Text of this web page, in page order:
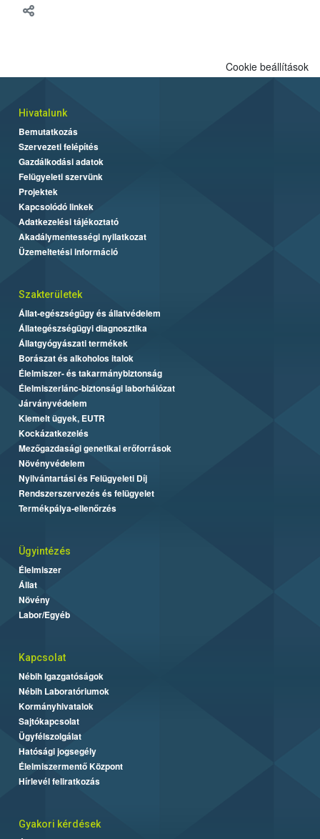
meg tapasztalatait a gazdasági haszonállatok jólétének
Cookie beállítások
Hivatalunk
Bemutatkozás
Szervezeti felépítés
Gazdálkodási adatok
Felügyeleti szervünk
Projektek
Kapcsolódó linkek
Adatkezelési tájékoztató
Akadálymentességi nyilatkozat
Üzemeltetési információ
Szakterületek
Állat-egészségügy és állatvédelem
Állategészségügyi diagnosztika
Állatgyógyászati termékek
Borászat és alkoholos italok
Élelmiszer- és takarmánybiztonság
Élelmiszerlánc-biztonsági laborhálózat
Járványvédelem
Kiemelt ügyek, EUTR
Kockázatkezelés
Mezőgazdasági genetikai erőforrások
Növényvédelem
Nyilvántartási és Felügyeleti Díj
Rendszerszervezés és felügyelet
Termékpálya-ellenőrzés
Ügyintézés
Élelmiszer
Állat
Növény
Labor/Egyéb
Kapcsolat
Nébih Igazgatóságok
Nébih Laboratóriumok
Kormányhivatalok
Sajtókapcsolat
Ügyfélszolgálat
Hatósági jogsegély
Élelmiszermentő Központ
Hírlevél feliratkozás
Gyakori kérdések